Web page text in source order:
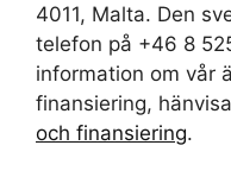
4011, Malta. Den
telefon på +46 8
information om vår
finansiering,
och finansiering.